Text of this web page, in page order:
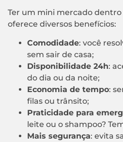
Ter um mini mercado
oferece diversos benefícios:
Comodidade: você
sem sair de casa;
Disponibilidade 24h:
do dia ou da noite;
Economia de tempo:
filas ou trânsito;
Praticidade para
leite ou o shampoo?
Mais segurança: evita